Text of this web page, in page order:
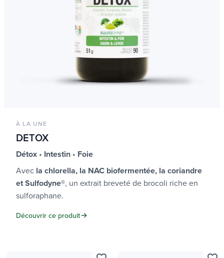
À LA UNE
DETOX
Détox • Intestin • Foie
Avec la chlorella, la NAC biofermentée, la coriandre
et Sulfodyne®, un extrait breveté de brocoli riche en
sulforaphane.
Découvrir ce produit